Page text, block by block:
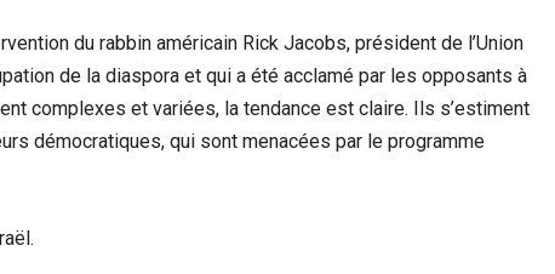
du rabbin américain Rick Jacobs, président de l’Union
de la diaspora et qui a été acclamé par les opposants à
complexes et variées, la tendance est claire. Ils s’estiment
démocratiques, qui sont menacées par le programme